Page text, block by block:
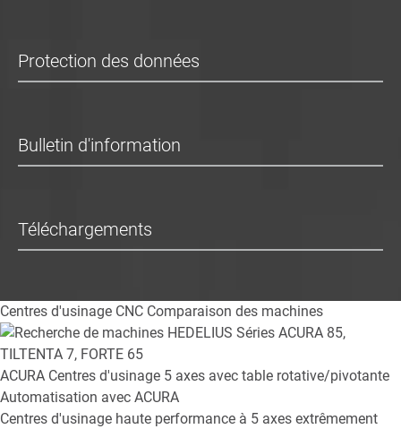
Protection des données
Bulletin d'information
Téléchargements
Centres d'usinage CNC Comparaison des machines
ACURA Centres d'usinage 5 axes avec table rotative/pivotante
Automatisation avec ACURA
Centres d'usinage haute performance à 5 axes extrêmement